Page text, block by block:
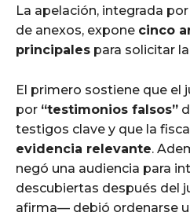
La apelación, integrada por
de anexos, expone cinco
principales para solicitar
El primero sostiene que el
por “testimonios falsos”
testigos clave y que la
evidencia relevante.
negó una audiencia para
descubiertas después del
afirma— debió ordenarse